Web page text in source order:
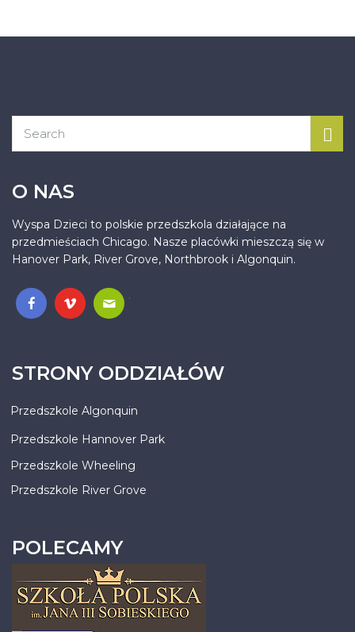
O NAS
Wyspa Dzieci to polskie przedszkola działające na
przedmieściach Chicago. Nasze placówki mieszczą się w
Hanover Park, River Grove, Northbrook i Algonquin.
.
STRONY ODDZIAŁÓW
Przedszkole Algonquin
Przedszkole Hannover Park
Przedszkole Wheeling
Przedszkole River Grove
POLECAMY